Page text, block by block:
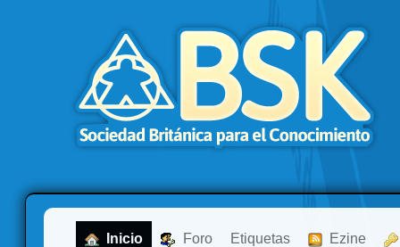
Inicio Foro Etiquetas Ezine